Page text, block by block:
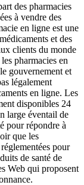
des pharmacies
à vendre des
en ligne est une
et des
clients du monde
pharmacies en
gouvernement et
légalement
en ligne. Les
disponibles 24
large éventail de
pour répondre à
que les
pour
de santé de
Web qui proposent